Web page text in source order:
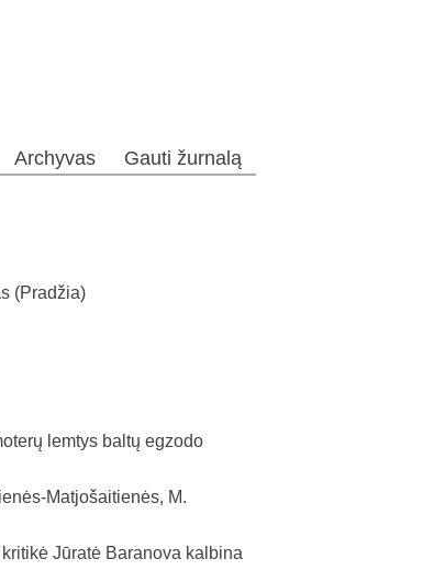
Archyvas Gauti žurnalą
(Pradžia)
lemtys baltų egzodo
Matjošaitienės, M.
Jūratė Baranova kalbina